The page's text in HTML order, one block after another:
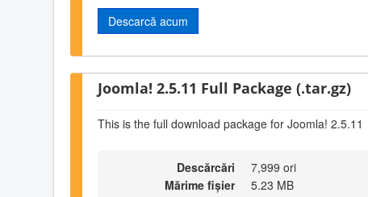
Descarcă acum
Joomla! 2.5.11 Full Package (.tar.gz)
This is the full download package for Joomla! 2.5.11
Descărcări
7,999 ori
Mărime fișier
5.23 MB